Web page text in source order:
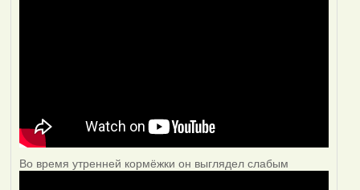
Во время утренней кормёжки он выглядел слабым